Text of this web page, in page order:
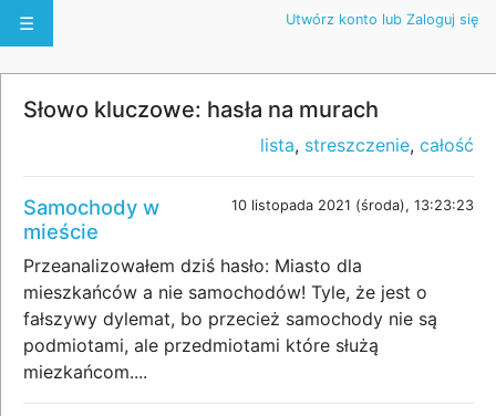
☰ Utwórz konto lub Zaloguj się
Słowo kluczowe: hasła na murach
lista, streszczenie, całość
10 listopada 2021 (środa), 13:23:23
Samochody w
mieście
Przeanalizowałem dziś hasło: Miasto dla
mieszkańców a nie samochodów! Tyle, że jest o
fałszywy dylemat, bo przecież samochody nie są
podmiotami, ale przedmiotami które służą
miezkańcom....